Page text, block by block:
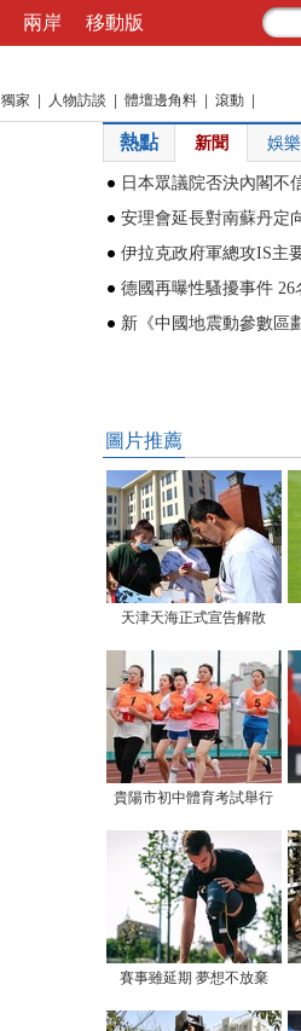
兩岸 移動版
獨家 人物訪談 體壇邊角料 滾動
熱點 新聞 娛樂
圖片推薦
天津天海正式宣告解散
貴陽市初中體育考試舉行
賽事雖延期 夢想不放棄